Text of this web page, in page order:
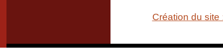
Création du site